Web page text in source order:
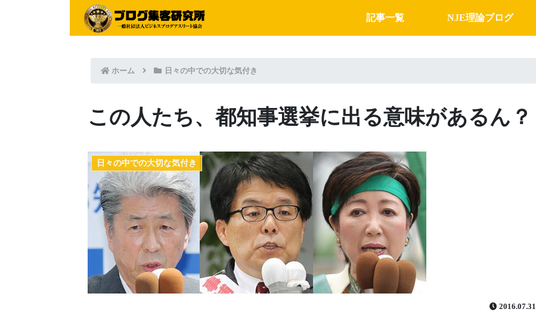
記事一覧 NJE理論ブログ
ホーム 日々の中での大切な気付き
この人たち、都知事選挙に出る意味があるん？
日々の中での大切な気付き
2016.07.31